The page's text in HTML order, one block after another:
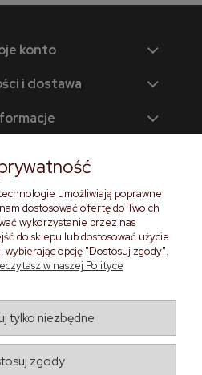
konto
i dostawa
O nas
do nas
nas
umożliwiają poprawne
dostosować ofertę do Twoich
wykorzystanie przez nas
do sklepu lub dostosować użycie
wybierając opcję "Dostosuj zgody".
w naszej Polityce
tylko niezbędne
zgody